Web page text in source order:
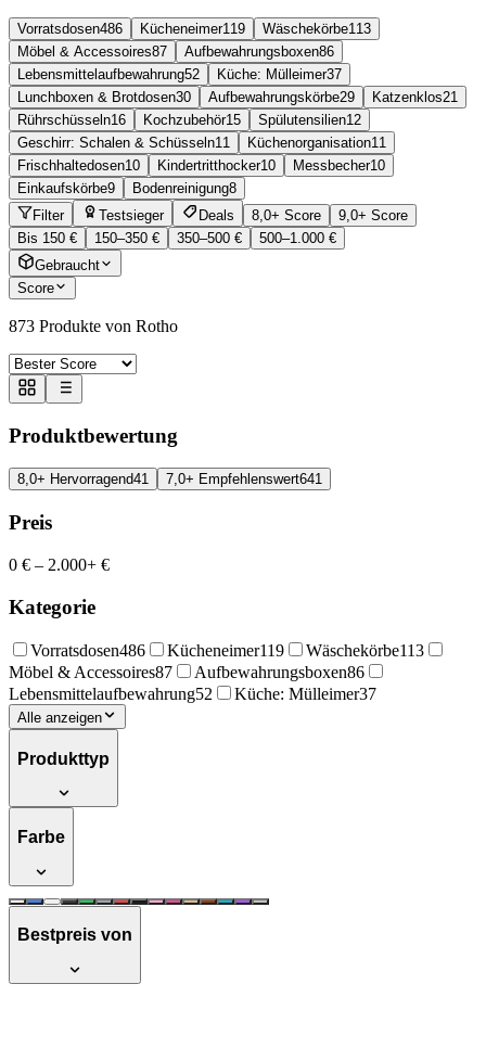
Vorratsdosen486 Kücheneimer119 Wäschekörbe113
Möbel & Accessoires87 Aufbewahrungsboxen86
Lebensmittelaufbewahrung52 Küche: Mülleimer37
Lunchboxen & Brotdosen30 Aufbewahrungskörbe29 Katzenklos21
Rührschüsseln16 Kochzubehör15 Spülutensilien12
Geschirr: Schalen & Schüsseln11 Küchenorganisation11
Frischhaltedosen10 Kindertritthocker10 Messbecher10
Einkaufskörbe9 Bodenreinigung8
Filter
Testsieger Deals 8,0+ Score
9,0+ Score
Bis 150 €
150–350 € 350–500 €
500–1.000 €
Gebraucht
Score
873 Produkte von Rotho
Produktbewertung
8,0+ Hervorragend41 7,0+ Empfehlenswert641
Preis
0 € – 2.000+ €
Kategorie
Vorratsdosen486 Kücheneimer119 Wäschekörbe113
Möbel & Accessoires87 Aufbewahrungsboxen86
Lebensmittelaufbewahrung52 Küche: Mülleimer37
Alle anzeigen
Produkttyp
Farbe
Bestpreis von